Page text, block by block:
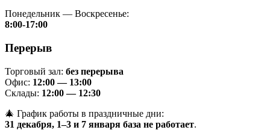
Понедельник — Воскресенье:
8:00-17:00
Перерыв
Торговый зал: без перерыва
Офис: 12:00 — 13:00
Склады: 12:00 — 12:30
🎄 График работы в праздничные дни:
31 декабря, 1–3 и 7 января база не работает.